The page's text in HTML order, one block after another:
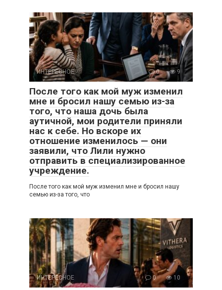
ИНТЕРЕСНОЕ 0 9
После того как мой муж изменил
мне и бросил нашу семью из-за
того, что наша дочь была
аутичной, мои родители приняли
нас к себе. Но вскоре их
отношение изменилось — они
заявили, что Лили нужно
отправить в специализированное
учреждение.
После того как мой муж изменил мне и бросил нашу
семью из-за того, что
ИНТЕРЕСНОЕ 0 10